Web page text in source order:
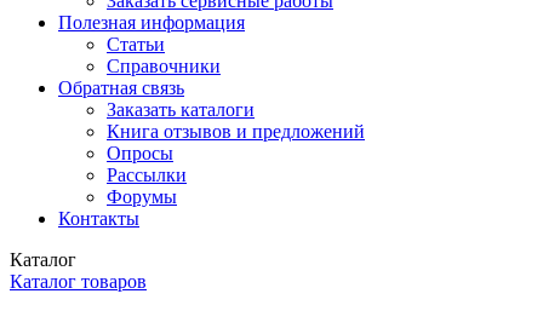
Полезная информация
Статьи
Справочники
Обратная связь
Заказать каталоги
Книга отзывов и предложений
Опросы
Рассылки
Форумы
Контакты
Каталог
Каталог товаров